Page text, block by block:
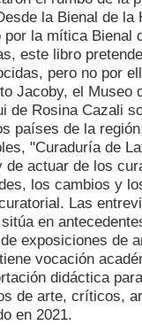
la Bienal de la
la mítica Bienal
este libro
pero no por
Jacoby, el Museo
de Rosina Cazali
países de la
"Curaduría de
de actuar de los
los cambios y
Las
en
exposiciones de
vocación
didáctica
de arte, críticos,
en 2021.